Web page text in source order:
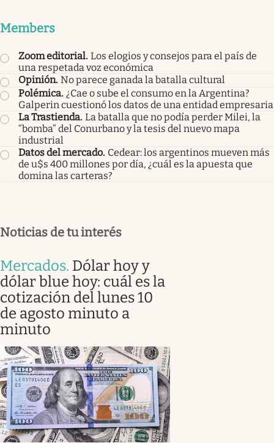
Members
Zoom editorial. Los elogios y consejos para el país de
una respetada voz económica
Opinión. No parece ganada la batalla cultural
Polémica. ¿Cae o sube el consumo en la Argentina?
Galperin cuestionó los datos de una entidad empresaria
La Trastienda. La batalla que no podía perder Milei, la
“bomba” del Conurbano y la tesis del nuevo mapa
industrial
Datos del mercado. Cedear: los argentinos mueven más
de u$s 400 millones por día, ¿cuál es la apuesta que
domina las carteras?
Noticias de tu interés
Mercados. Dólar hoy y
dólar blue hoy: cuál es la
cotización del lunes 10
de agosto minuto a
minuto